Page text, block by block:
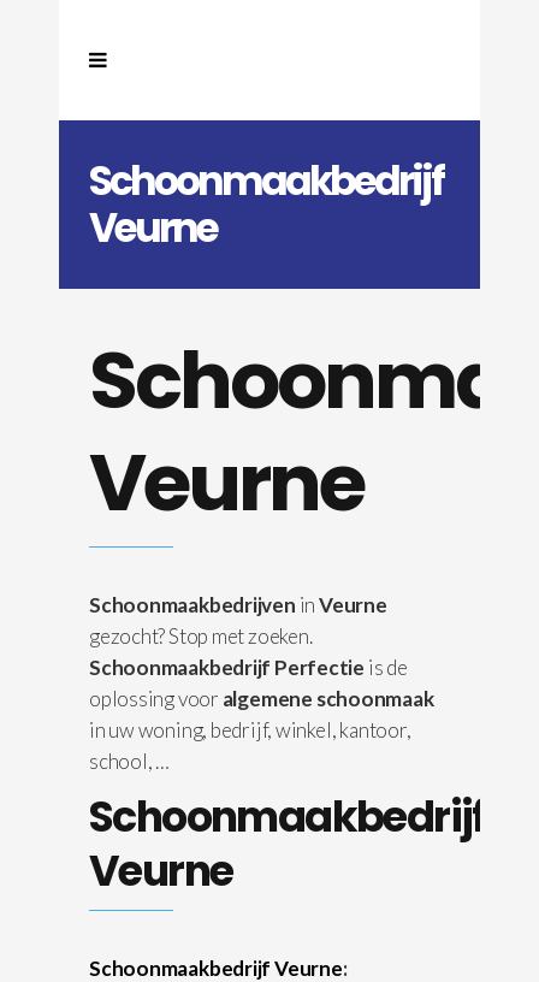
Schoonmaakbedrijf
Veurne
Veurne
Schoonmaakbedrijven inVeurne
gezocht? Stop met zoeken.
Schoonmaakbedrijf Perfectie is de
oplossing voor algemene schoonmaak
in uw woning, bedrijf, winkel, kantoor,
school, …
Schoonmaakbedrijf
Veurne
Schoonmaakbedrijf Veurne: